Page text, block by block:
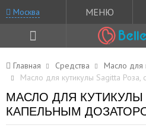
Москва МЕНЮ
Главная Средства
Масло для
Масло для кутикулы Sagitta
МАСЛО ДЛЯ КУТИКУЛЫ
КАПЕЛЬНЫМ